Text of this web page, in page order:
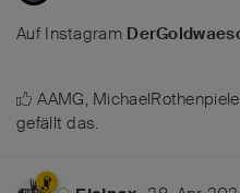
Auf Instagram
AAMG,
gefällt das.